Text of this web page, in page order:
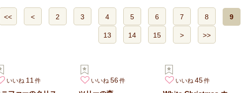
<< < 2 3 4 5 6 7 8 9
13 14 15 > >>
いいね 11 いいね 56
いいね 45